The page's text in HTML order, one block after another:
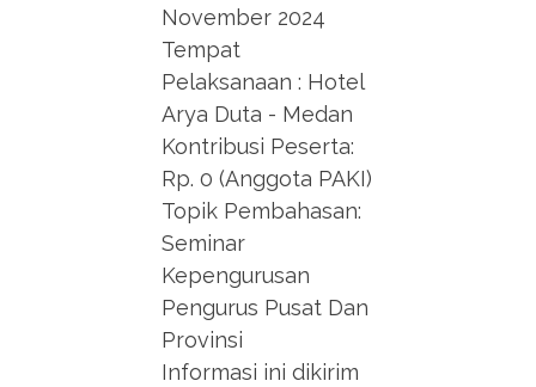
November 2024
Tempat
Pelaksanaan : Hotel
Arya Duta - Medan
Kontribusi Peserta:
Rp. 0 (Anggota PAKI)
Topik Pembahasan:
Seminar
Kepengurusan
Pengurus Pusat Dan
Provinsi
Informasi ini dikirim